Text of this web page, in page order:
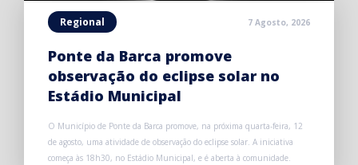
Regional 7 Agosto, 2026
Ponte da Barca promove
observação do eclipse solar no
Estádio Municipal
O Município de Ponte da Barca promove, na próxima quarta-feira, 12
de agosto, uma atividade de observação do eclipse solar. A iniciativa
começa às 18h30, no Estádio Municipal, e é aberta à comunidade.